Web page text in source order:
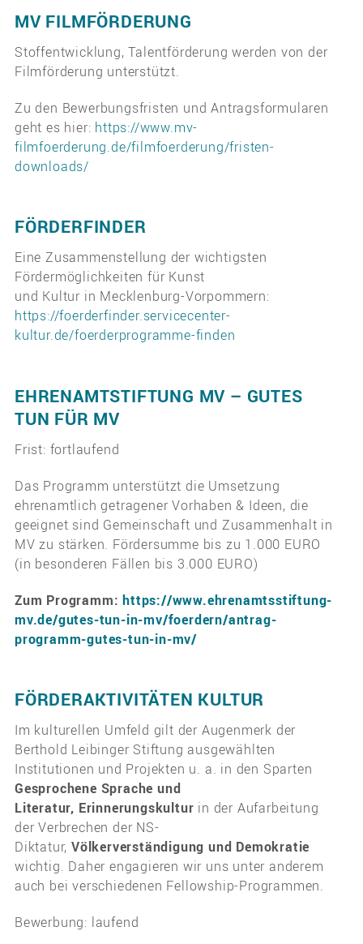
MV FILMFÖRDERUNG
Stoffentwicklung, Talentförderung werden von der
Filmförderung unterstützt.
Zu den Bewerbungsfristen und Antragsformularen
geht es hier: https://www.mv-
filmfoerderung.de/filmfoerderung/fristen-
downloads/
FÖRDERFINDER
Eine Zusammenstellung der wichtigsten
Fördermöglichkeiten für Kunst
und Kultur in Mecklenburg-Vorpommern:
https://foerderfinder.servicecenter-
kultur.de/foerderprogramme-finden
EHRENAMTSTIFTUNG MV – GUTES
TUN FÜR MV
Frist: fortlaufend
Das Programm unterstützt die Umsetzung
ehrenamtlich getragener Vorhaben & Ideen, die
geeignet sind Gemeinschaft und Zusammenhalt in
MV zu stärken. Fördersumme bis zu 1.000 EURO
(in besonderen Fällen bis 3.000 EURO)
Zum Programm:https://www.ehrenamtsstiftung-
mv.de/gutes-tun-in-mv/foerdern/antrag-
programm-gutes-tun-in-mv/
FÖRDERAKTIVITÄTEN KULTUR
Im kulturellen Umfeld gilt der Augenmerk der
Berthold Leibinger Stiftung ausgewählten
Institutionen und Projekten u. a. in den Sparten
Gesprochene Sprache und
Literatur, Erinnerungskultur in der Aufarbeitung
der Verbrechen der NS-
Diktatur, Völkerverständigung und Demokratie
wichtig. Daher engagieren wir uns unter anderem
auch bei verschiedenen Fellowship-Programmen.
Bewerbung: laufend